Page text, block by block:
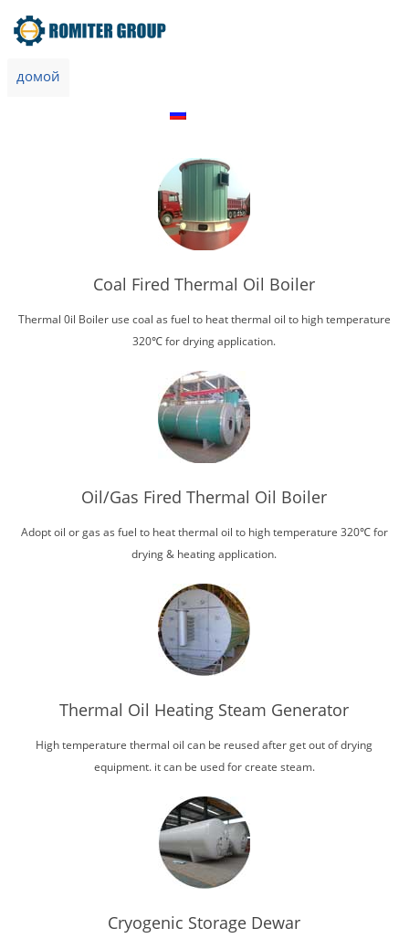
домой
Coal Fired Thermal Oil Boiler
Thermal 0il Boiler use coal as fuel to heat thermal oil to high temperature
320℃ for drying application.
Oil/Gas Fired Thermal Oil Boiler
Adopt oil or gas as fuel to heat thermal oil to high temperature 320℃ for
drying & heating application.
Thermal Oil Heating Steam Generator
High temperature thermal oil can be reused after get out of drying
equipment. it can be used for create steam.
Cryogenic Storage Dewar